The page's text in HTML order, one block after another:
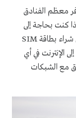
معظم الفنادق
كنت بحاجة إلى
اتصال مستمر بالإنترنت أثناء تجولك، فيمكن شراء بطاقة SIM
الإنترنت في أي
مع الشبكات